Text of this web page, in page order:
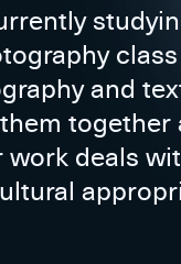
and
together
deals